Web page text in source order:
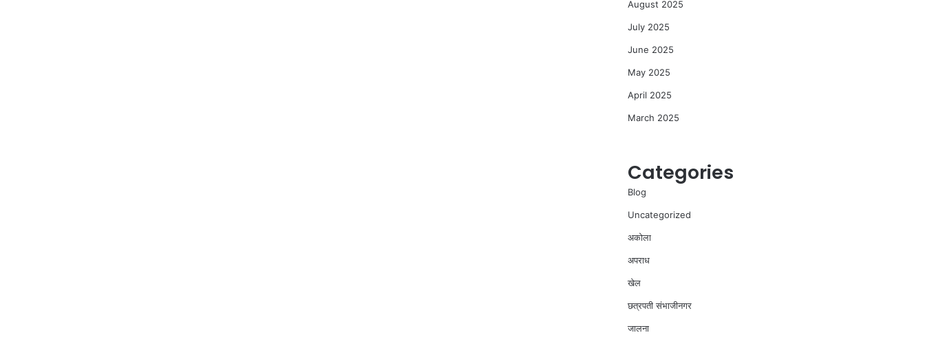
August 2025
July 2025
June 2025
May 2025
April 2025
March 2025
Categories
Blog
Uncategorized
अकोला
अपराध
खेल
छत्रपती संभाजीनगर
जालना